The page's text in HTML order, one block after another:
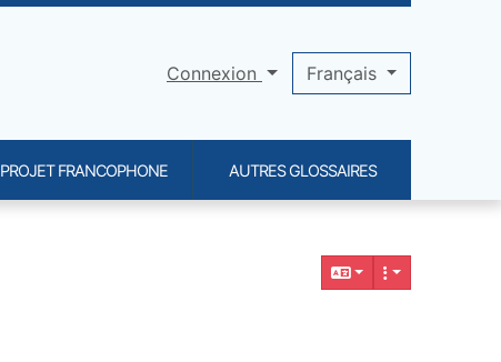
Connexion Français
PROJET FRANCOPHONE AUTRES GLOSSAIRES